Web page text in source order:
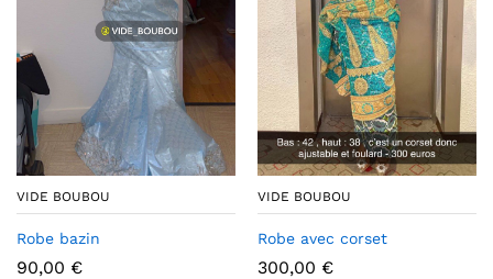
VIDE BOUBOU
Robe bazin
90,00 €
VIDE BOUBOU
Robe avec corset
300,00 €